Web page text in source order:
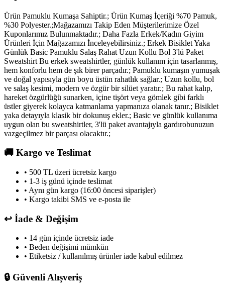
Ürün Pamuklu Kumaşa Sahiptir.; Ürün Kumaş İçeriği %70 Pamuk,
%30 Polyester.;Mağazamızı Takip Eden Müşterilerimize Özel
Kuponlarımız Bulunmaktadır.; Daha Fazla Erkek/Kadın Giyim
Ürünleri İçin Mağazamızı İnceleyebilirsiniz.; Erkek Bisiklet Yaka
Günlük Basic Pamuklu Salaş Rahat Uzun Kollu Bol 3'lü Paket
Sweatshirt Bu erkek sweatshirtler, günlük kullanım için tasarlanmış,
hem konforlu hem de şık birer parçadır.; Pamuklu kumaşın yumuşak
ve doğal yapısıyla gün boyu üstün rahatlık sağlar.; Uzun kollu, bol
ve salaş kesimi, modern ve özgür bir silüet yaratır.; Bu rahat kalıp,
hareket özgürlüğü sunarken, içine tişört veya gömlek gibi farklı
üstler giyerek kolayca katmanlama yapmanıza olanak tanır.; Bisiklet
yaka detayıyla klasik bir dokunuş ekler.; Basic ve günlük kullanıma
uygun olan bu sweatshirtler, 3'lü paket avantajıyla gardırobunuzun
vazgeçilmez bir parçası olacaktır.;
🚚 Kargo ve Teslimat
• 500 TL üzeri ücretsiz kargo
• 1-3 iş günü içinde teslimat
• Aynı gün kargo (16:00 öncesi siparişler)
• Kargo takibi SMS ve e-posta ile
↩️ İade & Değişim
• 14 gün içinde ücretsiz iade
• Beden değişimi mümkün
• Etiketsiz / kullanılmış ürünler iade kabul edilmez
🔒 Güvenli Alışveriş